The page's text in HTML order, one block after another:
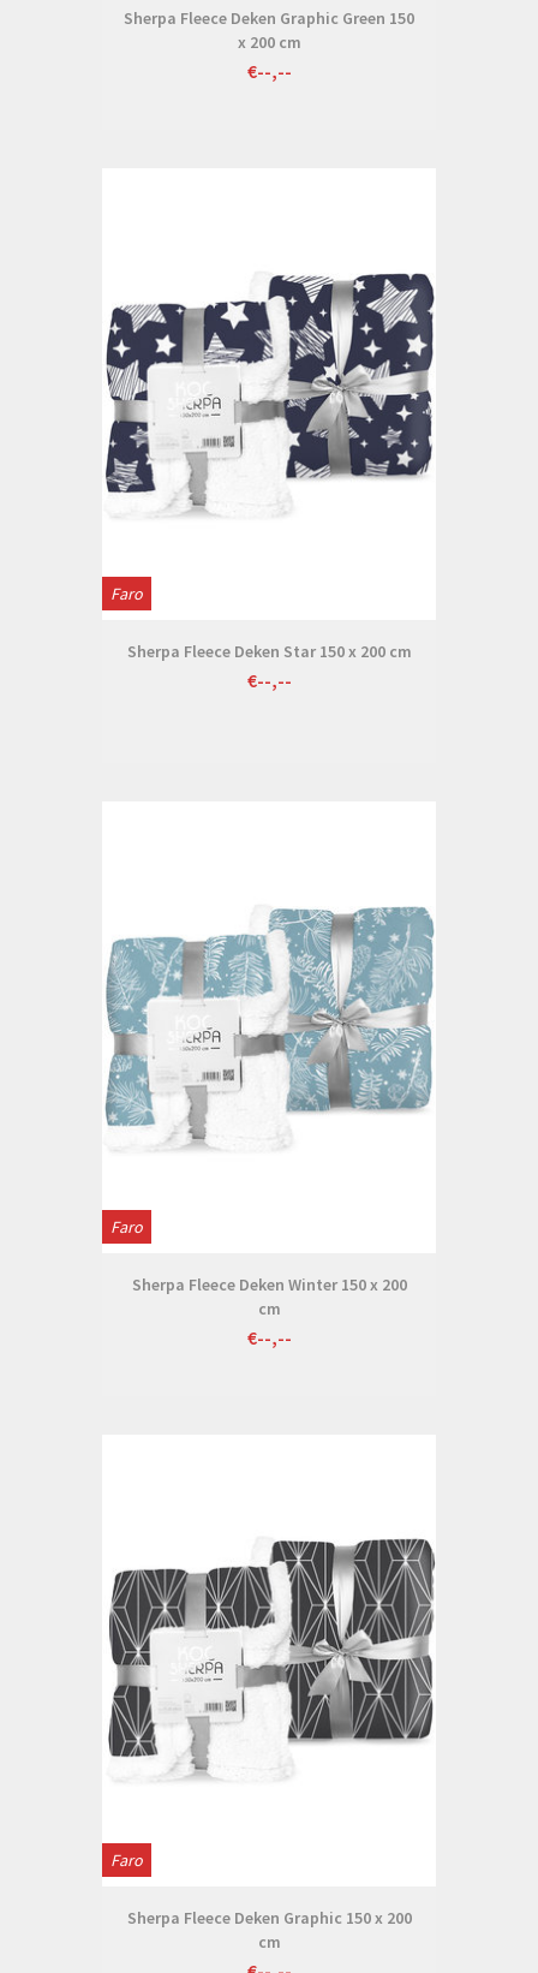
Sherpa Fleece Deken Graphic Green 150
x 200 cm
€--,--
Faro
Sherpa Fleece Deken Star 150 x 200 cm
€--,--
Faro
Sherpa Fleece Deken Winter 150 x 200
cm
€--,--
Faro
Sherpa Fleece Deken Graphic 150 x 200
cm